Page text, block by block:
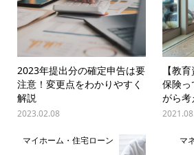
2023年提出分の確定申告は要
注意！変更点をわかりやすく
解説
2023.02.08
【教
保険っ
がら考
マイホーム・住宅ローン マ